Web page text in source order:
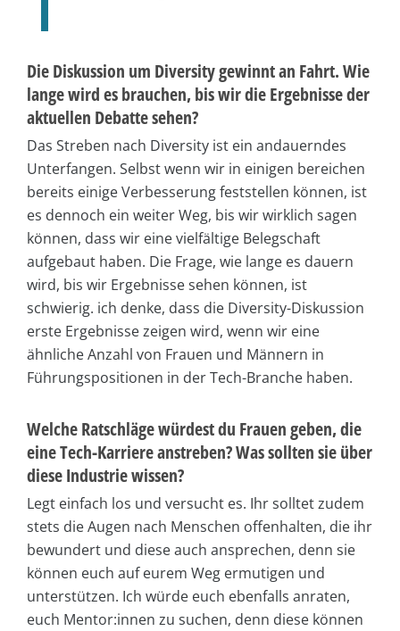
Die Diskussion um Diversity gewinnt an Fahrt. Wie
lange wird es brauchen, bis wir die Ergebnisse der
aktuellen Debatte sehen?
Das Streben nach Diversity ist ein andauerndes
Unterfangen. Selbst wenn wir in einigen bereichen
bereits einige Verbesserung feststellen können, ist
es dennoch ein weiter Weg, bis wir wirklich sagen
können, dass wir eine vielfältige Belegschaft
aufgebaut haben. Die Frage, wie lange es dauern
wird, bis wir Ergebnisse sehen können, ist
schwierig. ich denke, dass die Diversity-Diskussion
erste Ergebnisse zeigen wird, wenn wir eine
ähnliche Anzahl von Frauen und Männern in
Führungspositionen in der Tech-Branche haben.
Welche Ratschläge würdest du Frauen geben, die
eine Tech-Karriere anstreben? Was sollten sie über
diese Industrie wissen?
Legt einfach los und versucht es. Ihr solltet zudem
stets die Augen nach Menschen offenhalten, die ihr
bewundert und diese auch ansprechen, denn sie
können euch auf eurem Weg ermutigen und
unterstützen. Ich würde euch ebenfalls anraten,
euch Mentor:innen zu suchen, denn diese können